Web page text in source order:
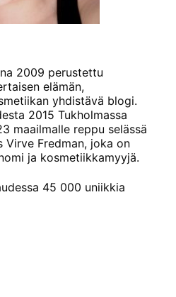
2009 perustettu
elämän,
yhdistävä blogi.
2015 Tukholmassa
maailmalle reppu selässä
Fredman, joka on
ja kosmetiikkamyyjä.
45 000 uniikkia